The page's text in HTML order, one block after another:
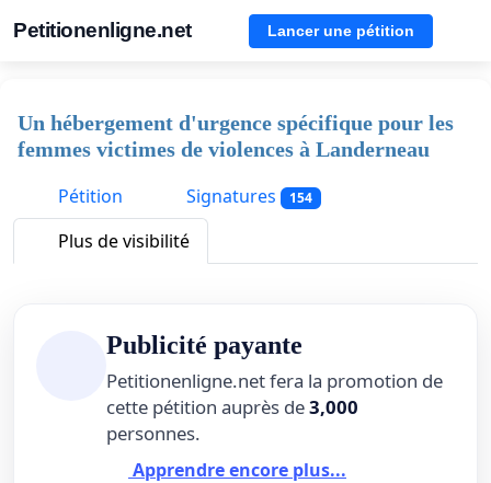
Petitionenligne.net Lancer une pétition
Un hébergement d'urgence spécifique pour les
femmes victimes de violences à Landerneau
Pétition
Signatures 154
Plus de visibilité
Publicité payante
Petitionenligne.net fera la promotion de
cette pétition auprès de3,000
personnes.
Apprendre encore plus...